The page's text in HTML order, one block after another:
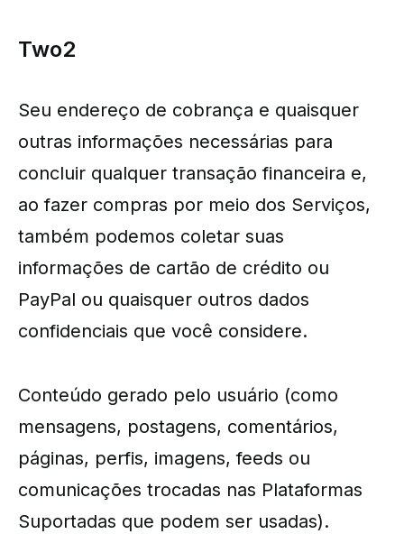
Two2
Seu endereço de cobrança e quaisquer
outras informações necessárias para
concluir qualquer transação financeira e,
ao fazer compras por meio dos Serviços,
também podemos coletar suas
informações de cartão de crédito ou
PayPal ou quaisquer outros dados
confidenciais que você considere.
Conteúdo gerado pelo usuário (como
mensagens, postagens, comentários,
páginas, perfis, imagens, feeds ou
comunicações trocadas nas Plataformas
Suportadas que podem ser usadas).